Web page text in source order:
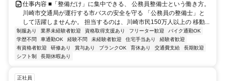
仕事内容 ■「整備だけ」に集中できる、 公務員整備士という働き方。
川崎市交通局が運行する市バスの安全を守る 「公務員の整備士」と
して活躍しませんか。 担当するのは、川崎市民150万人以上の 移動...
制服あり 業界未経験者歓迎 資格取得支援あり フリーター歓迎
バイク通勤OK
学歴不問
車通勤OK 経験不問 未経験者歓迎 住宅手当あり
経験者歓迎
有資格者歓迎
研修あり 賞与あり ブランクOK 育休あり 交通費支給
長期歓迎
シフト制
長期休暇あり
正社員